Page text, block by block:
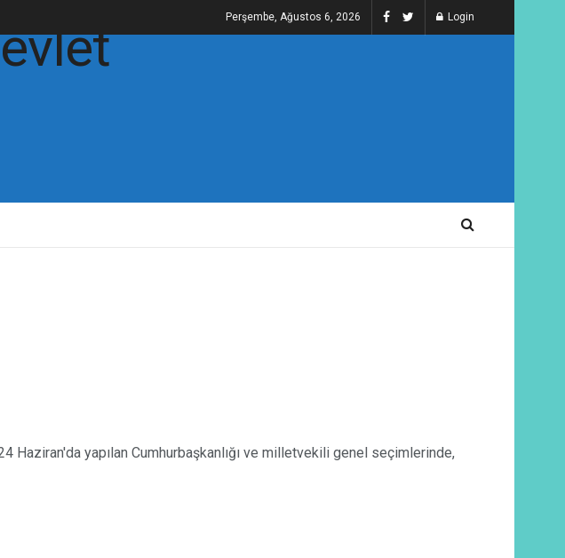
Perşembe, Ağustos 6, 2026 Login
Haziran'da yapılan Cumhurbaşkanlığı ve milletvekili genel seçimlerinde,